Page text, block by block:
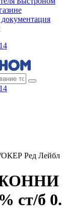
Ред Лейбл
ст/б